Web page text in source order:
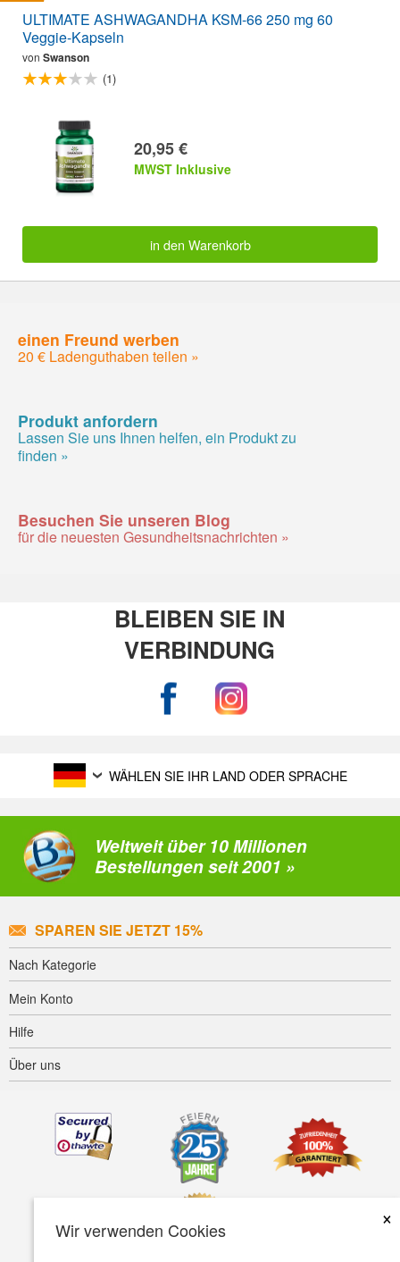
Wir verwenden Cookies
×
ULTIMATE ASHWAGANDHA KSM-66 250 mg 60
Veggie-Kapseln
von Swanson
(1)
20,95 €
MWST Inklusive
in den Warenkorb
einen Freund werben
20 € Ladenguthaben teilen »
Produkt anfordern
Lassen Sie uns Ihnen helfen, ein Produkt zu
finden »
Besuchen Sie unseren Blog
für die neuesten Gesundheitsnachrichten »
BLEIBEN SIE IN
VERBINDUNG
WÄHLEN SIE IHR LAND ODER SPRACHE
Weltweit über 10 Millionen
Bestellungen seit 2001 »
SPAREN SIE JETZT 15%
Nach Kategorie
Mein Konto
Hilfe
Über uns